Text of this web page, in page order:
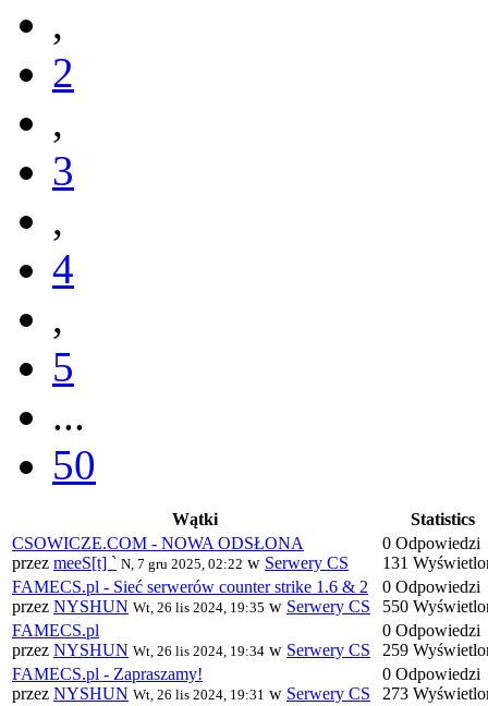
,
2
,
3
,
4
,
5
...
50
Wątki
Statistics
CSOWICZE.COM - NOWA ODSŁONA
przez meeS[t] ` N, 7 gru 2025, 02:22 w Serwery CS
0 Odpowiedzi
131
FAMECS.pl - Sieć serwerów counter strike 1.6 & 2
przez NYSHUN Wt, 26 lis 2024, 19:35 w Serwery CS
0 Odpowiedzi
550
FAMECS.pl
przez NYSHUN Wt, 26 lis 2024, 19:34 w Serwery CS
0 Odpowiedzi
259
FAMECS.pl - Zapraszamy!
przez NYSHUN Wt, 26 lis 2024, 19:31 w Serwery CS
0 Odpowiedzi
273